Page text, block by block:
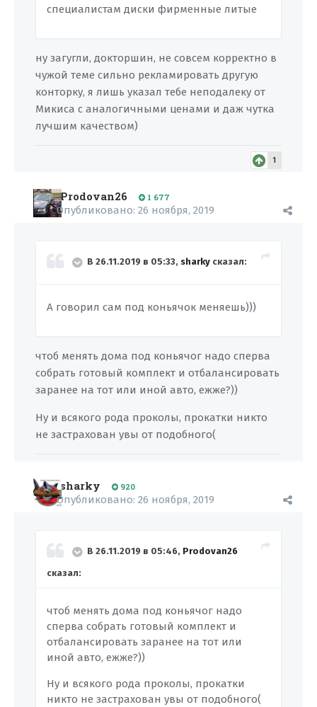
специалистам диски фирменные литые
ну загугли, докторшин, не совсем корректно в
чужой теме сильно рекламировать другую
конторку, я лишь указал тебе неподалеку от
Микиса с аналогичными ценами и даж чутка
лучшим качеством)
1
Prodovan26 1 677
Опубликовано: 26 ноября, 2019
В 26.11.2019 в 05:33, sharky сказал:
А говорил сам под коньячок меняешь)))
чтоб менять дома под коньячог надо сперва
собрать готовый комплект и отбалансировать
заранее на тот или иной авто, ежже?))
Ну и всякого рода проколы, прокатки никто
не застрахован увы от подобного(
sharky 920
Опубликовано: 26 ноября, 2019
В 26.11.2019 в 05:46, Prodovan26
сказал:
чтоб менять дома под коньячог надо
сперва собрать готовый комплект и
отбалансировать заранее на тот или
иной авто, ежже?))
Ну и всякого рода проколы, прокатки
никто не застрахован увы от подобного(